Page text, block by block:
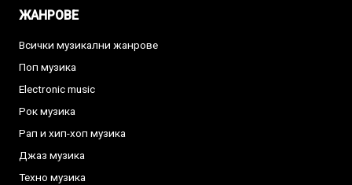
ЖАНРОВЕ
Всички музикални жанрове
Поп музика
Electronic music
Рок музика
Рап и хип-хоп музика
Джаз музика
Техно музика